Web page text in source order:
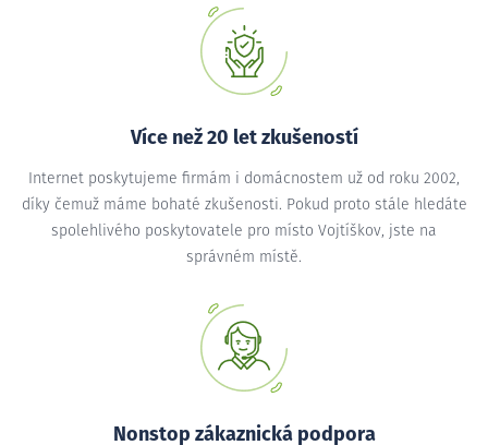
Více než 20 let zkušeností
Internet poskytujeme firmám i domácnostem už od roku 2002,
díky čemuž máme bohaté zkušenosti. Pokud proto stále hledáte
spolehlivého poskytovatele pro místo Vojtíškov, jste na
správném místě.
Nonstop zákaznická podpora